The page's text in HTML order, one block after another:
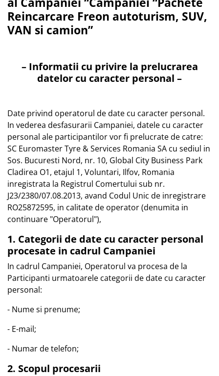
Reincarcare Freon autoturism, SUV,
VAN si camion”
– Informatii cu privire la prelucrarea
datelor cu caracter personal –
Date privind operatorul de date cu caracter personal.
In vederea desfasurarii Campaniei, datele cu caracter
personal ale participantilor vor fi prelucrate de catre:
SC Euromaster Tyre & Services Romania SA cu sediul in
Sos. Bucuresti Nord, nr. 10, Global City Business Park
Cladirea O1, etajul 1, Voluntari, Ilfov, Romania
inregistrata la Registrul Comertului sub nr.
J23/2380/07.08.2013, avand Codul Unic de inregistrare
RO25872595, in calitate de operator (denumita in
continuare "Operatorul"),
1. Categorii de date cu caracter personal
procesate in cadrul Campaniei
In cadrul Campaniei, Operatorul va procesa de la
Participanti urmatoarele categorii de date cu caracter
personal:
- Nume si prenume;
- E-mail;
- Numar de telefon;
2. Scopul procesarii